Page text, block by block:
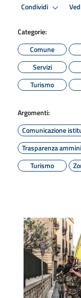
Condividi
Categorie:
Comune
Servizi
Turismo
Argomenti:
Comunicazione
Trasparenza
Turismo